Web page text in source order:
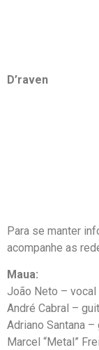
D’raven
Para se manter
acompanhe as
Maua:
João Neto – vocal
André Cabral –
Adriano Santana –
Marcel “Metal”